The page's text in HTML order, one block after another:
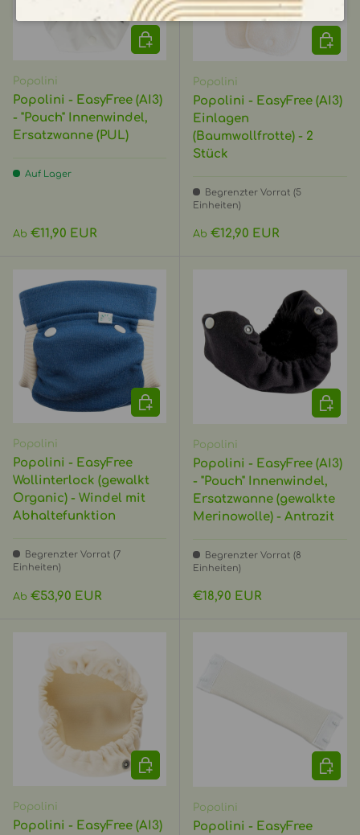
Popolini
Popolini - EasyFree (AI3)
- "Pouch" Innenwindel,
Ersatzwanne (PUL)
Auf Lager
Normaler Preis
Ab €11,90 EUR
OPTIONEN AUSWÄHLEN
Popolini
Popolini - EasyFree (AI3)
Einlagen
(Baumwollfrotte) - 2
Stück
Begrenzter Vorrat (5
Einheiten)
Normaler Preis
Ab €12,90 EUR
Popolini
Popolini - EasyFree
Wollinterlock (gewalkt
Organic) - Windel mit
Abhaltefunktion
Begrenzter Vorrat (7
Einheiten)
Normaler Preis
Ab €53,90 EUR
OPTIONEN AUSWÄHLEN
Popolini
Popolini - EasyFree (AI3)
- "Pouch" Innenwindel,
Ersatzwanne (gewalkte
Merinowolle) - Antrazit
Begrenzter Vorrat (8
Einheiten)
Normaler Preis
€18,90 EUR
Popolini
Popolini - EasyFree (AI3)
OPTIONEN AUSWÄHLEN
Popolini
Popolini - EasyFree